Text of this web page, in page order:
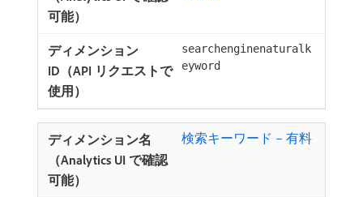
searchenginenaturalk
eyword
検索キーワード – 有料